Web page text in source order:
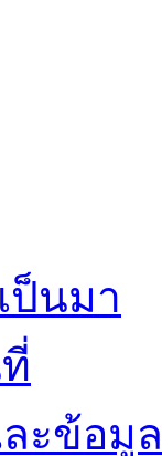
ป็นมา
ะข้อมู